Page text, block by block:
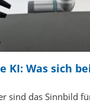
KI: Was sich
sind das Sinnbild